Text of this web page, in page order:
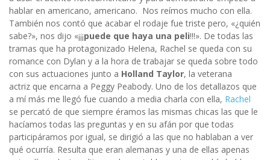
hablar en americano, americano. Nos reímos mucho con ella.
También nos contó que acabar el rodaje fue triste pero, «¿quién
sabe?», nos dijo «¡¡¡puede que haya una peli!!!». De todas las
tramas que ha protagonizado Helena, Rachel se queda con su
romance con Dylan y a la hora de trabajar se queda sobre todo
con sus actuaciones junto a Holland Taylor, la veterana
actriz que encarna a Peggy Peabody. Uno de los detallazos que
a mí más me llegó fue cuando a media charla con ella, Rachel
se percató de que siempre éramos las mismas chicas las que le
hacíamos todas las preguntas y en su afán por que todas
participáramos por igual, se dirigió a las que no hablaban a ver
qué ocurría. Resulta que eran alemanas y una de ellas apenas